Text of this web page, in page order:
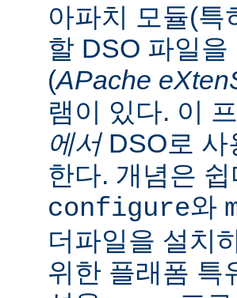
아파치 모듈(특
할 DSO 파일
(APache
램이 있다. 이
에서DSO로 사
한다. 개념은
configure와
더파일을 설치
위한 플래폼 특